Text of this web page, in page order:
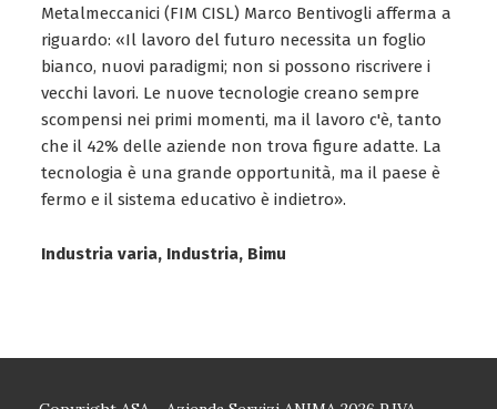
Metalmeccanici (FIM CISL) Marco Bentivogli afferma a
riguardo: «Il lavoro del futuro necessita un foglio
bianco, nuovi paradigmi; non si possono riscrivere i
vecchi lavori. Le nuove tecnologie creano sempre
scompensi nei primi momenti, ma il lavoro c'è, tanto
che il 42% delle aziende non trova figure adatte. La
tecnologia è una grande opportunità, ma il paese è
fermo e il sistema educativo è indietro».
Industria varia, Industria, Bimu